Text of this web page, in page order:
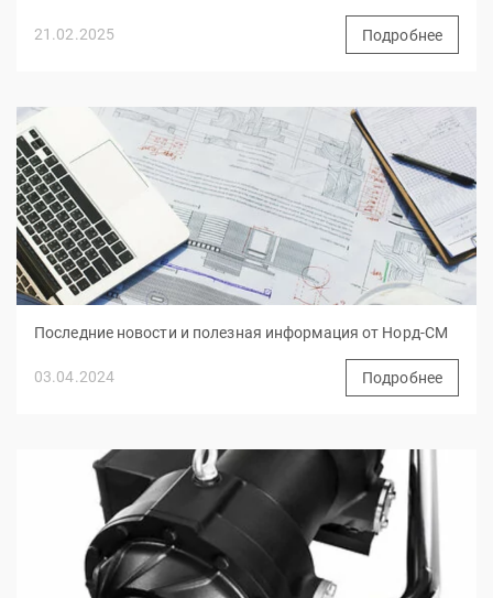
21.02.2025 Подробнее
Последние новости и полезная информация от Норд-СМ
03.04.2024 Подробнее